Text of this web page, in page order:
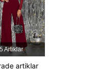
4.84
4.84
5 Artiklar
artiklar